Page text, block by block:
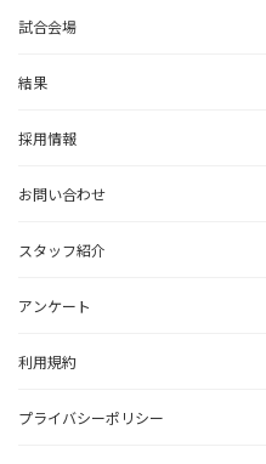
試合会場
結果
採用情報
お問い合わせ
スタッフ紹介
アンケート
利用規約
プライバシーポリシー